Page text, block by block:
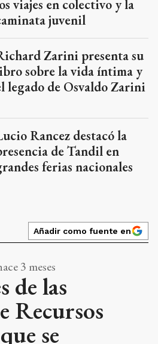
viajes en colectivo y la
juvenil
Zarini presenta su
sobre la vida íntima y
legado de Osvaldo Zarini
Rancez destacó la
de Tandil en
ferias nacionales
Añadir como fuente en
3 meses
de las
Recursos
se